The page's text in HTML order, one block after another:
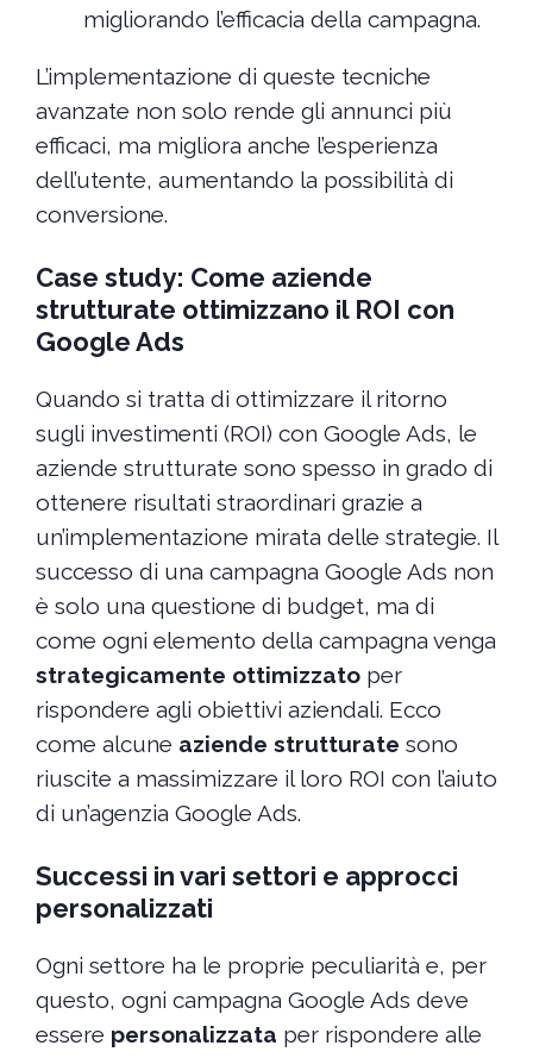
migliorando l’efficacia della campagna.
L’implementazione di queste tecniche
avanzate non solo rende gli annunci più
efficaci, ma migliora anche l’esperienza
dell’utente, aumentando la possibilità di
conversione.
Case study: Come aziende
strutturate ottimizzano il ROI con
Google Ads
Quando si tratta di ottimizzare il ritorno
sugli investimenti (ROI) con Google Ads, le
aziende strutturate sono spesso in grado di
ottenere risultati straordinari grazie a
un’implementazione mirata delle strategie. Il
successo di una campagna Google Ads non
è solo una questione di budget, ma di
come ogni elemento della campagna venga
strategicamente ottimizzatoper
rispondere agli obiettivi aziendali. Ecco
come alcune aziende strutturate sono
riuscite a massimizzare il loro ROI con l’aiuto
di un’agenzia Google Ads.
Successi in vari settori e approcci
personalizzati
Ogni settore ha le proprie peculiarità e, per
questo, ogni campagna Google Ads deve
essere personalizzata per rispondere alle